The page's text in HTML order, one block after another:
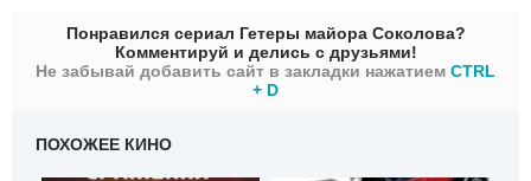
Понравился сериал Гетеры майора Соколова?
Комментируй и делись с друзьями!
Не забывай добавить сайт в закладки нажатием CTRL
+ D
ПОХОЖЕЕ КИНО